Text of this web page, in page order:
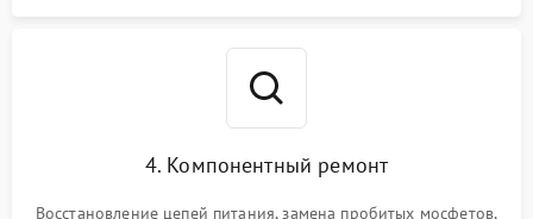
4. Компонентный ремонт
Восстановление цепей питания, замена пробитых мосфетов,